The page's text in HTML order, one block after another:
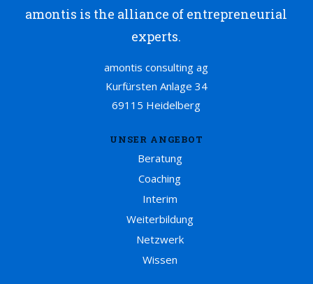
amontis is the alliance of entrepreneurial
experts.
amontis consulting ag
Kurfürsten Anlage 34
69115 Heidelberg
UNSER ANGEBOT
Beratung
Coaching
Interim
Weiterbildung
Netzwerk
Wissen